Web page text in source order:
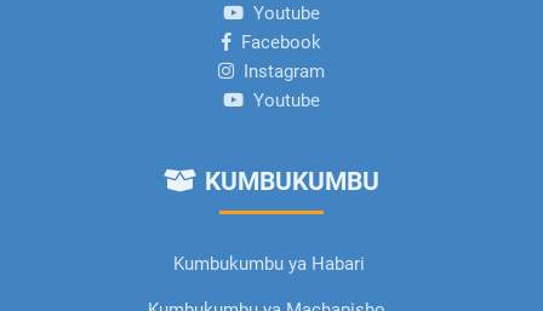
Youtube
Facebook
Instagram
Youtube
KUMBUKUMBU
Kumbukumbu ya Habari